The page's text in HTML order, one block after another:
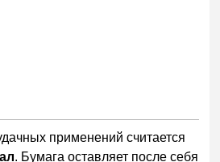
применений считается
. Бумага оставляет после себя